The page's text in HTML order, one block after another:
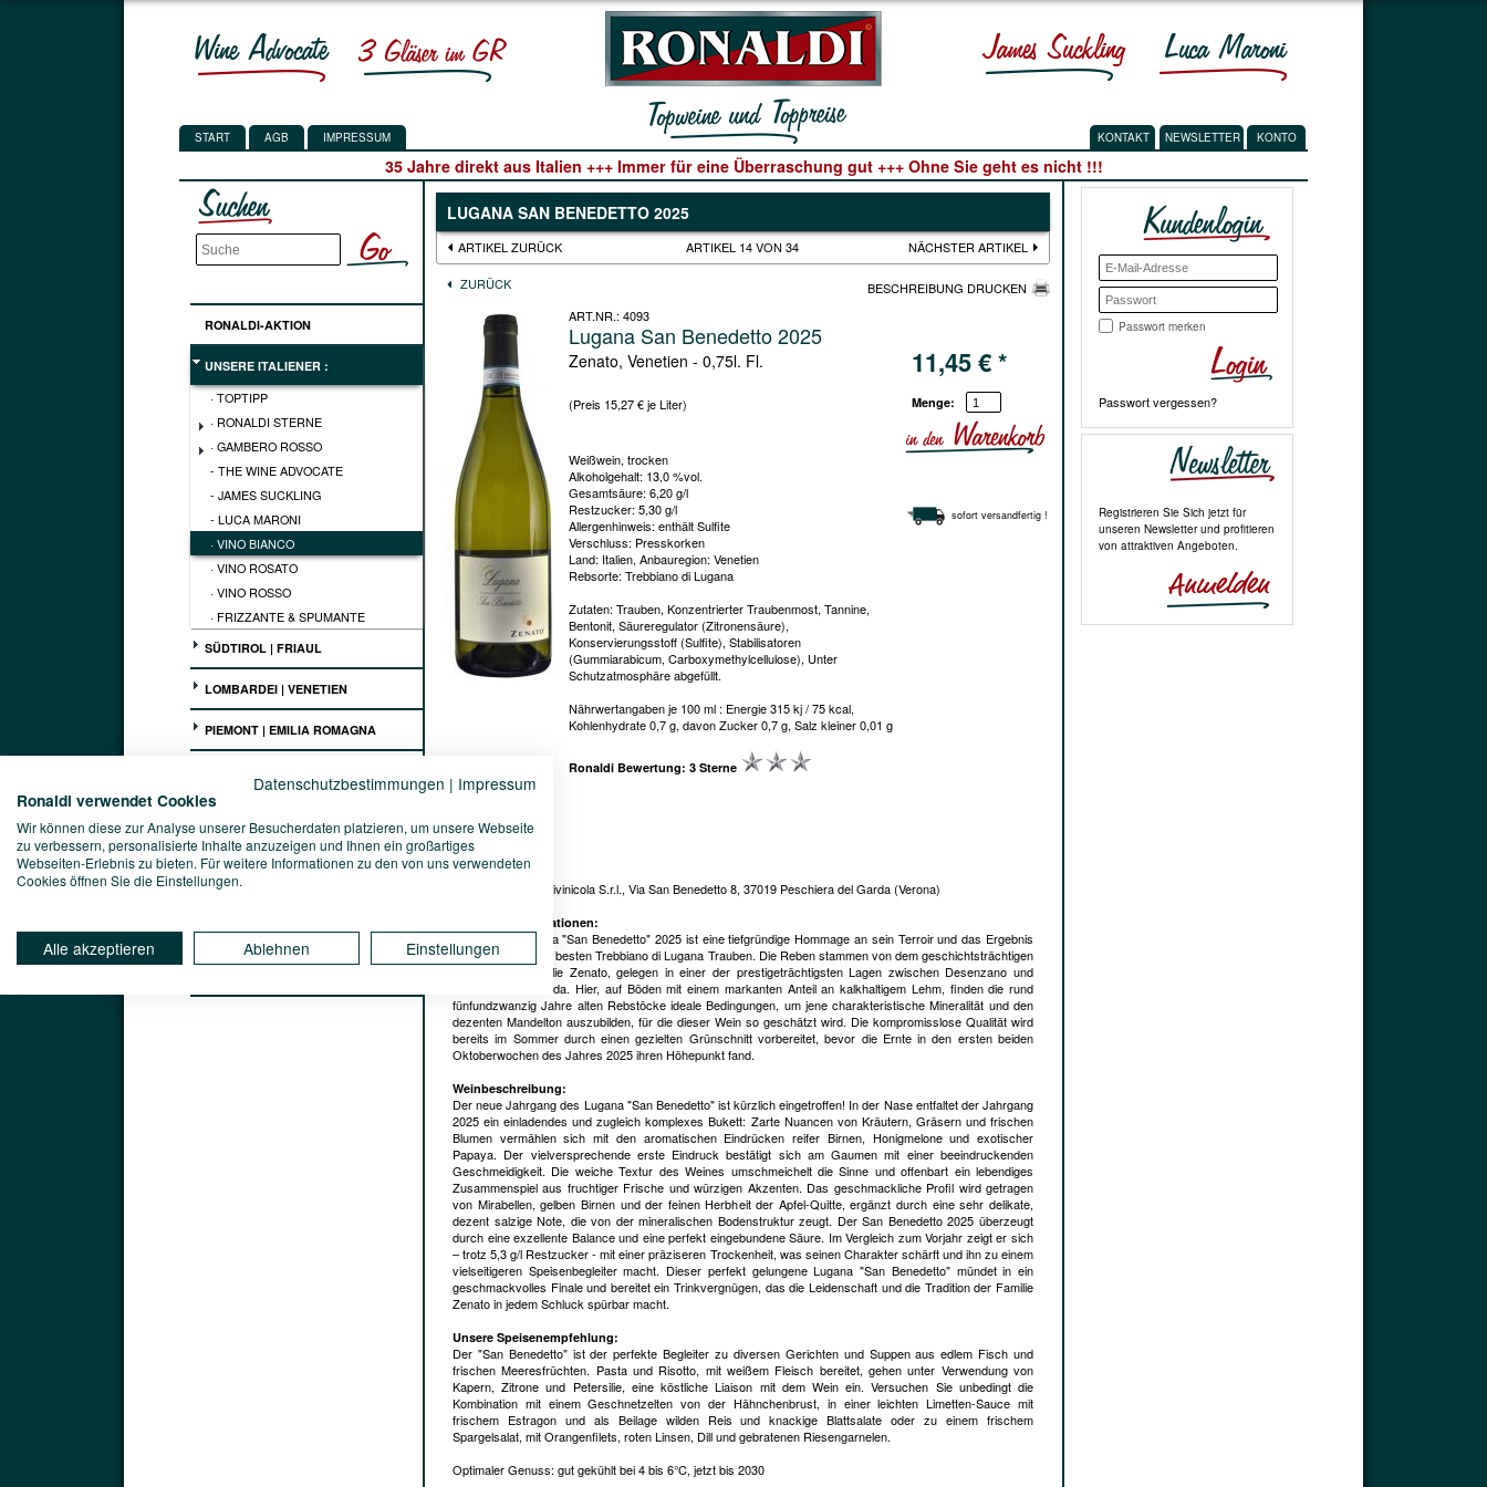
START AGB IMPRESSUM KONTAKT NEWSLETTER KONTO
35 Jahre direkt aus Italien +++ Immer für eine Überraschung gut +++ Ohne Sie geht es nicht !!!
RONALDI-AKTION
UNSERE ITALIENER :
· TOPTIPP
· RONALDI STERNE
· GAMBERO ROSSO
- THE WINE ADVOCATE
- JAMES SUCKLING
- LUCA MARONI
· VINO BIANCO
· VINO ROSATO
· VINO ROSSO
· FRIZZANTE & SPUMANTE
SÜDTIROL | FRIAUL
LOMBARDEI | VENETIEN
PIEMONT | EMILIA ROMAGNA
MARKEN | UMBRIEN | LATIUM
ABRUZZEN | MOLISE
APULIEN | BASILIKATA
KAMPANIEN | KALABRIEN
LUGANA SAN BENEDETTO 2025
ARTIKEL ZURÜCK ARTIKEL 14 VON 34 NÄCHSTER ARTIKEL
ZURÜCK
BESCHREIBUNG DRUCKEN
ART.NR.: 4093
Lugana San Benedetto 2025
Zenato, Venetien - 0,75l. Fl.
(Preis 15,27 € je Liter)
Weißwein, trocken
Alkoholgehalt: 13,0 %vol.
Gesamtsäure: 6,20 g/l
Restzucker: 5,30 g/l
Allergenhinweis: enthält Sulfite
Verschluss: Presskorken
Land: Italien, Anbauregion: Venetien
Rebsorte: Trebbiano di Lugana
Zutaten: Trauben, Konzentrierter Traubenmost, Tannine,
Bentonit, Säureregulator (Zitronensäure),
Konservierungsstoff (Sulfite), Stabilisatoren
(Gummiarabicum, Carboxymethylcellulose), Unter
Schutzatmosphäre abgefüllt.
Nährwertangaben je 100 ml : Energie 315 kj / 75 kcal,
Kohlenhydrate 0,7 g, davon Zucker 0,7 g, Salz kleiner 0,01 g
Ronaldi Bewertung: 3 Sterne
11,45€*
Menge:
sofort versandfertig !
Kellerei:
Zenato Azienda Vitivinicola S.r.l., Via San Benedetto 8, 37019 Peschiera del Garda (Verona)
Vinophile Informationen:
Der Zenato Lugana "San Benedetto" 2025 ist eine tiefgründige Hommage an sein Terroir und das Ergebnis
einer Selektion der besten Trebbiano di Lugana Trauben. Die Reben stammen von dem geschichtsträchtigen
Landgut der Familie Zenato, gelegen in einer der prestigeträchtigsten Lagen zwischen Desenzano und
Peschiera del Garda. Hier, auf Böden mit einem markanten Anteil an kalkhaltigem Lehm, finden die rund
fünfundzwanzig Jahre alten Rebstöcke ideale Bedingungen, um jene charakteristische Mineralität und den
dezenten Mandelton auszubilden, für die dieser Wein so geschätzt wird. Die kompromisslose Qualität wird
bereits im Sommer durch einen gezielten Grünschnitt vorbereitet, bevor die Ernte in den ersten beiden
Oktoberwochen des Jahres 2025 ihren Höhepunkt fand.
Weinbeschreibung:
Der neue Jahrgang des Lugana "San Benedetto" ist kürzlich eingetroffen! In der Nase entfaltet der Jahrgang
2025 ein einladendes und zugleich komplexes Bukett: Zarte Nuancen von Kräutern, Gräsern und frischen
Blumen vermählen sich mit den aromatischen Eindrücken reifer Birnen, Honigmelone und exotischer
Papaya. Der vielversprechende erste Eindruck bestätigt sich am Gaumen mit einer beeindruckenden
Geschmeidigkeit. Die weiche Textur des Weines umschmeichelt die Sinne und offenbart ein lebendiges
Zusammenspiel aus fruchtiger Frische und würzigen Akzenten. Das geschmackliche Profil wird getragen
von Mirabellen, gelben Birnen und der feinen Herbheit der Apfel-Quitte, ergänzt durch eine sehr delikate,
dezent salzige Note, die von der mineralischen Bodenstruktur zeugt. Der San Benedetto 2025 überzeugt
durch eine exzellente Balance und eine perfekt eingebundene Säure. Im Vergleich zum Vorjahr zeigt er sich
– trotz 5,3 g/l Restzucker - mit einer präziseren Trockenheit, was seinen Charakter schärft und ihn zu einem
vielseitigeren Speisenbegleiter macht. Dieser perfekt gelungene Lugana "San Benedetto" mündet in ein
geschmackvolles Finale und bereitet ein Trinkvergnügen, das die Leidenschaft und die Tradition der Familie
Zenato in jedem Schluck spürbar macht.
Unsere Speisenempfehlung:
Der "San Benedetto" ist der perfekte Begleiter zu diversen Gerichten und Suppen aus edlem Fisch und
frischen Meeresfrüchten. Pasta und Risotto, mit weißem Fleisch bereitet, gehen unter Verwendung von
Kapern, Zitrone und Petersilie, eine köstliche Liaison mit dem Wein ein. Versuchen Sie unbedingt die
Kombination mit einem Geschnetzelten von der Hähnchenbrust, in einer leichten Limetten-Sauce mit
frischem Estragon und als Beilage wilden Reis und knackige Blattsalate oder zu einem frischem
Spargelsalat, mit Orangenfilets, roten Linsen, Dill und gebratenen Riesengarnelen.
Optimaler Genuss: gut gekühlt bei 4 bis 6°C, jetzt bis 2030
Passwort merken
Passwort vergessen?
Registrieren Sie Sich jetzt für
unseren Newsletter und profitieren
von attraktiven Angeboten.
Datenschutzbestimmungen | Impressum
Ronaldi verwendet Cookies
Wir können diese zur Analyse unserer Besucherdaten platzieren, um unsere Webseite
zu verbessern, personalisierte Inhalte anzuzeigen und Ihnen ein großartiges
Webseiten-Erlebnis zu bieten. Für weitere Informationen zu den von uns verwendeten
Cookies öffnen Sie die Einstellungen.
Alle akzeptieren Ablehnen Einstellungen